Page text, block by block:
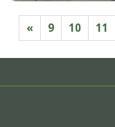
« 9 10 11